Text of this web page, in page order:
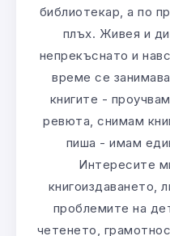
библиотекар, а по
плъх. Живея и
непрекъснато и
време се
книгите -
ревюта, снимам
пиша - имам
Интересите
книгоиздаването,
проблемите на
четенето,